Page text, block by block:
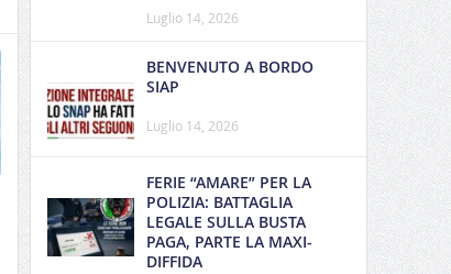
Luglio 14, 2026
BENVENUTO A BORDO
SIAP
Luglio 14, 2026
FERIE “AMARE” PER LA
POLIZIA: BATTAGLIA
LEGALE SULLA BUSTA
PAGA, PARTE LA MAXI-
DIFFIDA